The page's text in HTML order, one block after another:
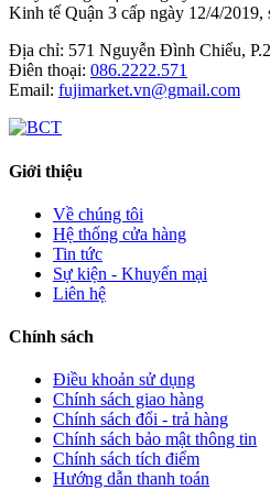
Kinh tế Quận 3 cấp ngày 12/4/
Địa chỉ: 571 Nguyễn Đình Chiểu,
Điên thoại: 086.2222.571
Email: fujimarket.vn@gmail.com
Giới thiệu
Về chúng tôi
Hệ thống cửa hàng
Tin tức
Sự kiện - Khuyến mại
Liên hệ
Chính sách
Điều khoản sử dụng
Chính sách giao hàng
Chính sách đổi - trả hàng
Chính sách bảo mật thông tin
Chính sách tích điểm
Hướng dẫn thanh toán